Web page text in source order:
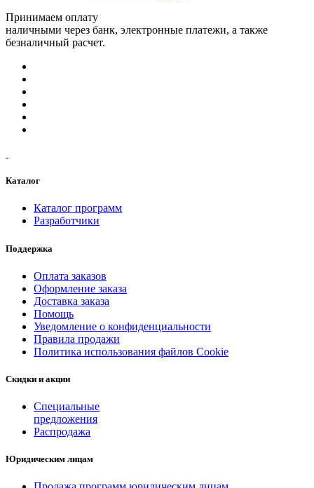
Принимаем оплату
наличными через банк, электронные платежи, а также
безналичный расчет.
Каталог
Каталог программ
Разработчики
Поддержка
Оплата заказов
Оформление заказа
Доставка заказа
Помощь
Уведомление о конфиденциальности
Правила продажи
Политика использования файлов Cookie
Скидки и акции
Специальные
предложения
Распродажа
Юридическим лицам